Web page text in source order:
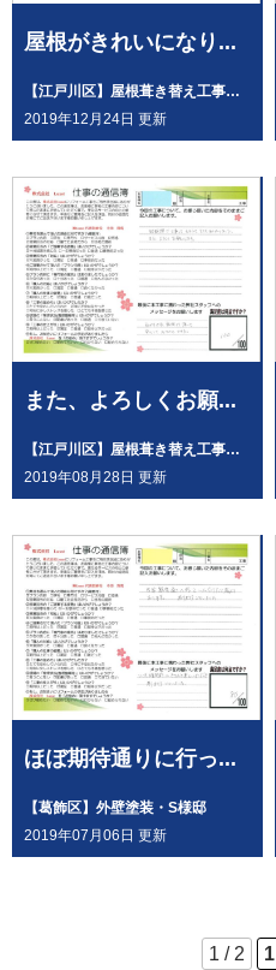
屋根がきれいになり...
【江戸川区】屋根葺き替え工事・I様邸
2019年12月24日 更新
また、よろしくお願...
【江戸川区】屋根葺き替え工事・N様邸
2019年08月28日 更新
ほぼ期待通りに行っ...
【葛飾区】外壁塗装・S様邸
2019年07月06日 更新
1 / 2 1